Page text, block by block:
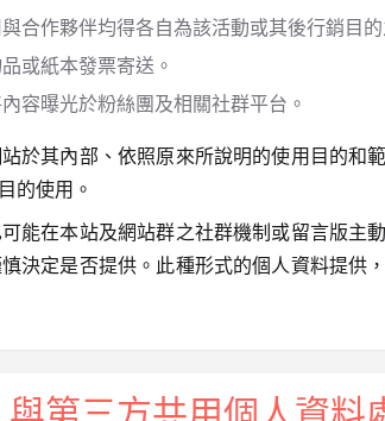
合作夥伴均得各自為該活動或其後行銷目的
或紙本發票寄送。
容曝光於粉絲團及相關社群平台。
於其內部、依照原來所說明的使用目的和
的使用。
能在本站及網站群之社群機制或留言版主
決定是否提供。此種形式的個人資料提供